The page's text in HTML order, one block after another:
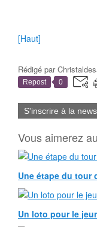
[Haut]
Rédigé par
Repost 0
S'inscrire à la
Vous aimerez
Une étape du tour
Un loto pour le